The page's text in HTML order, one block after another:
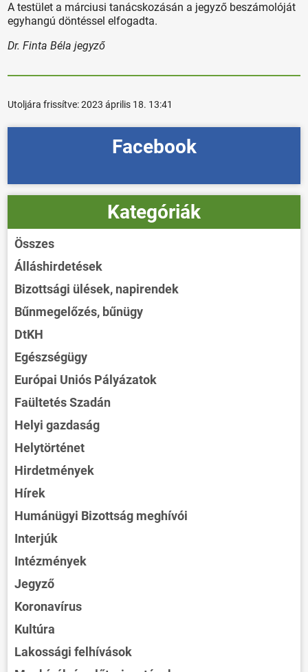
A testület a márciusi tanácskozásán a jegyző beszámolóját
egyhangú döntéssel elfogadta.
Dr. Finta Béla jegyző
Utoljára frissítve:2023 április 18. 13:41
Facebook
Kategóriák
Összes
Álláshirdetések
Bizottsági ülések, napirendek
Bűnmegelőzés, bűnügy
DtKH
Egészségügy
Európai Uniós Pályázatok
Faültetés Szadán
Helyi gazdaság
Helytörténet
Hirdetmények
Hírek
Humánügyi Bizottság meghívói
Interjúk
Intézmények
Jegyző
Koronavírus
Kultúra
Lakossági felhívások